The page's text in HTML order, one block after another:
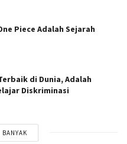
Piece Adalah Sejarah
di Dunia, Adalah
Diskriminasi
BANYAK